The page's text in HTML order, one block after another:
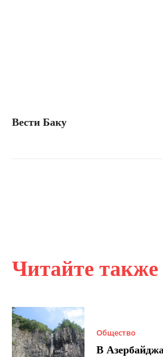
Читайте также
Общество
В
Вести Баку